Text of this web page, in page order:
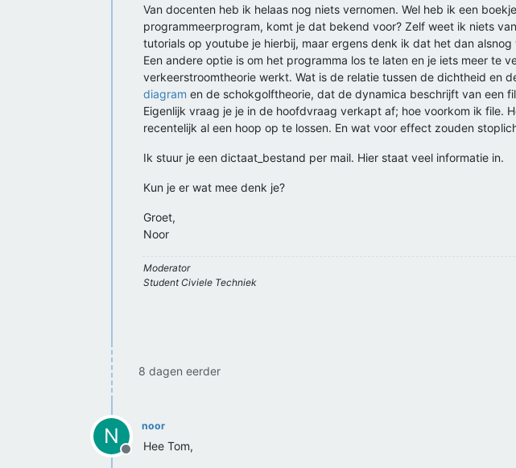
Van docenten heb ik helaas nog niets vernomen. Wel heb ik een
programmeerprogram, komt je dat bekend voor? Zelf weet ik niets
tutorials op youtube je hierbij, maar ergens denk ik dat het dan alsnog
Een andere optie is om het programma los te laten en je iets meer te
verkeerstroomtheorie werkt. Wat is de relatie tussen de dichtheid en
diagram en de schokgolftheorie, dat de dynamica beschrijft van een
Eigenlijk vraag je je in de hoofdvraag verkapt af; hoe voorkom ik file.
recentelijk al een hoop op te lossen. En wat voor effect zouden
Ik stuur je een dictaat_bestand per mail. Hier staat veel informatie in.
Kun je er wat mee denk je?
Groet,
Noor
Moderator
Student Civiele Techniek
8 dagen eerder
N
Offline
noor
Hee Tom,